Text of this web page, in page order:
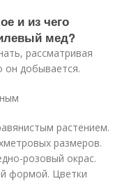
и из чего
мед?
рассматривая
он добывается.
растением.
размеров.
розовый окрас.
формой. Цветки